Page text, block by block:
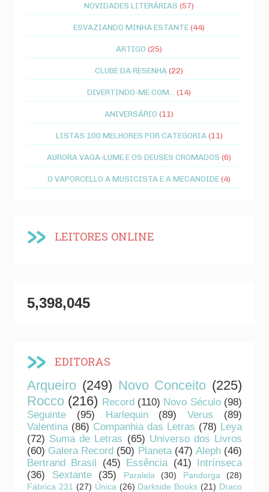
NOVIDADES LITERÁRIAS (57)
ESVAZIANDO MINHA ESTANTE(44)
ARTIGO (25)
CLUBE DA RESENHA(22)
DIVERTINDO-ME COM... (14)
ANIVERSÁRIO (11)
LISTAS 100 MELHORES POR CATEGORIA (11)
AURORA VAGA-LUME E OS DEUSES CROMADOS (6)
O VAPORCELLO A MUSICISTA E A MECANOIDE(4)
LEITORES ONLINE
5,398,045
EDITORAS
Arqueiro (249) Novo Conceito (225)
Rocco (216) Record (110) Novo Século (98)
Seguinte
(95) Harlequin (89) Verus
(89)
Valentina (86) Companhia das Letras (78) Leya
(72) Suma de Letras (65) Universo dos Livros
(60) Galera Record (50) Planeta (47) Aleph (46)
Bertrand Brasil
(45) Essência (41) Intrínseca
(36)
Sextante (35) Paralela (30) Pandorga
(28)
Fábrica 231 (27) Única (26) Darkside Books (21) Draco